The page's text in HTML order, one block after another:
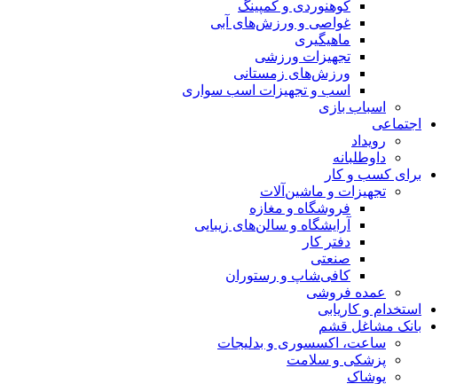
کوهنوردی و کمپینگ
غواصی و ورزش‌های آبی
ماهیگیری
تجهیزات ورزشی
ورزش‌های زمستانی
اسب و تجهیزات اسب سواری
اسباب‌ بازی
اجتماعی
رویداد
داوطلبانه
برای کسب و کار
تجهیزات و ماشین‌آلات
فروشگاه و مغازه
آرایشگاه و سالن‌های زیبایی
دفتر کار
صنعتی
کافی‌شاپ و رستوران
عمده فروشی
استخدام و کاریابی
بانک مشاغل قشم
ساعت، اکسسوری و بدلیجات
پزشکی و سلامت
پوشاک